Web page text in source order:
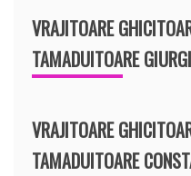
VRAJITOARE
TAMADUITOARE
VRAJITOARE
TAMADUITOARE